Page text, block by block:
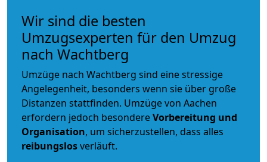
Wir sind die besten
Umzugsexperten für den Umzug
nach Wachtberg
Umzüge nach Wachtberg sind eine stressige
Angelegenheit, besonders wenn sie über große
Distanzen stattfinden. Umzüge von Aachen
erfordern jedoch besondereVorbereitung und
Organisation, um sicherzustellen, dass alles
reibungslosverläuft.